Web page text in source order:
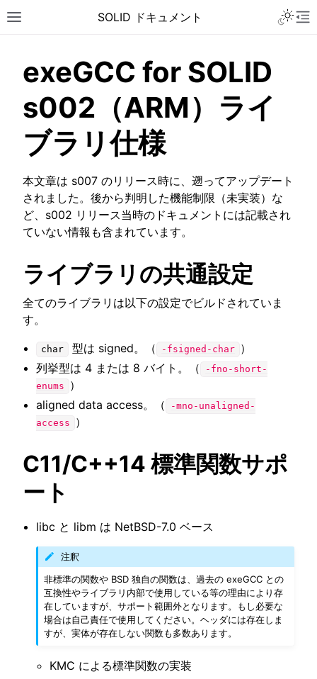
Toggle site navigation sidebar
SOLID ドキュメント
navigation of ユーザーガイド
navigation of SOLID-OS
navigation of SOLID-IDE
navigation of SOLID ツールチェーン
navigation of ライブラリの仕様
exeGCC for SOLID
s002（ARM）ライ
ブラリ仕様
本文章は s007 のリリース時に、遡ってアップデート
されました。後から判明した機能制限（未実装）な
ど、s002 リリース当時のドキュメントには記載され
ていない情報も含まれています。
ライブラリの共通設定
全てのライブラリは以下の設定でビルドされていま
す。
char 型は signed。（ -fsigned-char ）
列挙型は 4 または 8 バイト。（
-fno-short-
enums
）
aligned data access。（
-mno-unaligned-
access
）
C11/C++14 標準関数サポ
ート
libc と libm は NetBSD-7.0 ベース
注釈
非標準の関数や BSD 独自の関数は、過去の exeGCC との
互換性やライブラリ内部で使用している等の理由により存
在していますが、サポート範囲外となります。もし必要な
場合は自己責任で使用してください。ヘッダには存在しま
すが、実体が存在しない関数も多数あります。
KMC による標準関数の実装